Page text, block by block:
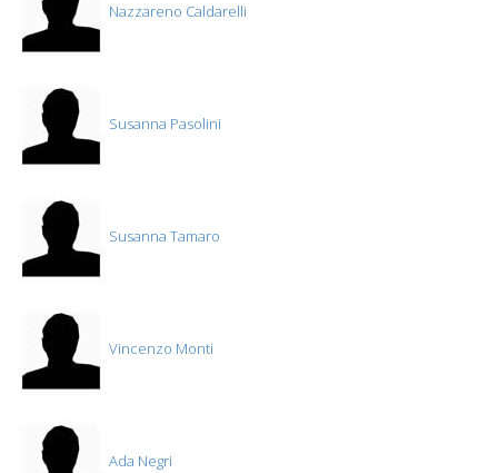
Nazzareno Caldarelli
Susanna Pasolini
Susanna Tamaro
Vincenzo Monti
Ada Negri